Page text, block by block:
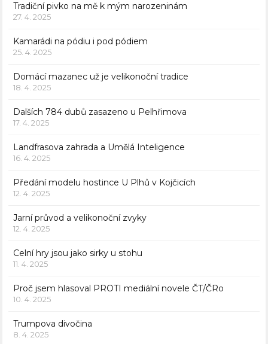
Tradiční pivko na mě k mým narozeninám
27. 4. 2025
Kamarádi na pódiu i pod pódiem
25. 4. 2025
Domácí mazanec už je velikonoční tradice
18. 4. 2025
Dalších 784 dubů zasazeno u Pelhřimova
17. 4. 2025
Landfrasova zahrada a Umělá Inteligence
16. 4. 2025
Předání modelu hostince U Plhů v Kojčicích
12. 4. 2025
Jarní průvod a velikonoční zvyky
12. 4. 2025
Celní hry jsou jako sirky u stohu
11. 4. 2025
Proč jsem hlasoval PROTI mediální novele ČT/ČRo
10. 4. 2025
Trumpova divočina
8. 4. 2025